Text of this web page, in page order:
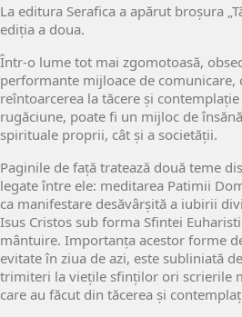
La editura Serafica a apărut broșura
ediția a doua.
Într-o lume tot mai zgomotoasă,
performante mijloace de comunicare,
reîntoarcerea la tăcere și
rugăciune, poate fi un mijloc de
spirituale proprii, cât și a societății.
Paginile de față tratează două teme
legate între ele: meditarea Patimii
ca manifestare desăvârșită a iubirii
Isus Cristos sub forma Sfintei
mântuire. Importanța acestor forme
evitate în ziua de azi, este subliniată
trimiteri la viețile sfinților ori scrierile
care au făcut din tăcerea și